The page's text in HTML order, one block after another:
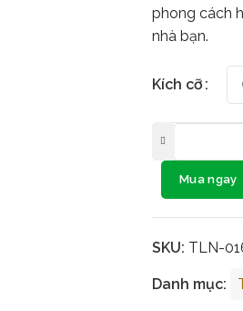
phong cách
nhà bạn.
Kích cỡ
Mua ngay
SKU: TLN-
Danh mục: